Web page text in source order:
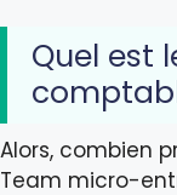
Quel est
Alors, combien
Team micro-